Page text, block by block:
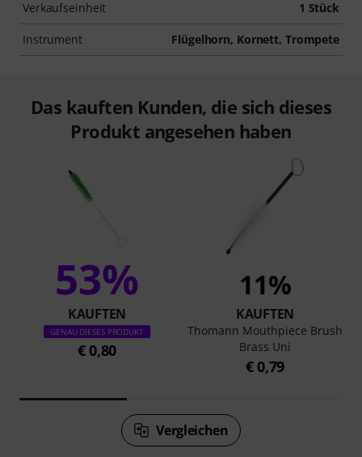
Verkaufseinheit 1 Stück
Instrument Flügelhorn, Kornett, Trompete
Das kauften Kunden, die sich dieses
Produkt angesehen haben
53%
KAUFTEN
GENAU DIESES PRODUKT
€ 0,80
11%
KAUFTEN
Thomann Mouthpiece Brush
Brass Uni
€ 0,79
Vergleichen